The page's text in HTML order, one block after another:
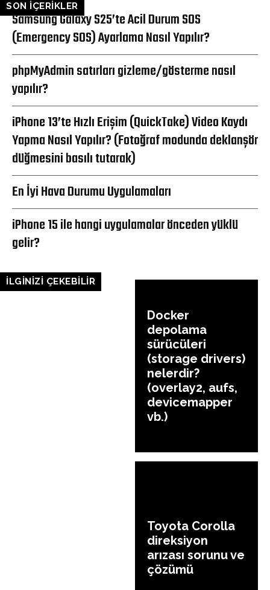
SON İÇERİKLER
Samsung Galaxy S25’te Acil Durum SOS
(Emergency SOS) Ayarlama Nasıl Yapılır?
phpMyAdmin satırları gizleme/gösterme nasıl
yapılır?
iPhone 13’te Hızlı Erişim (QuickTake) Video Kaydı
Yapma Nasıl Yapılır? (Fotoğraf modunda deklanşör
düğmesini basılı tutarak)
En İyi Hava Durumu Uygulamaları
iPhone 15 ile hangi uygulamalar önceden yüklü
gelir?
İLGİNİZİ ÇEKEBİLİR
Docker
depolama
sürücüleri
(storage drivers)
nelerdir?
(overlay2, aufs,
devicemapper
vb.)
Toyota Corolla
direksiyon
arızası sorunu ve
çözümü